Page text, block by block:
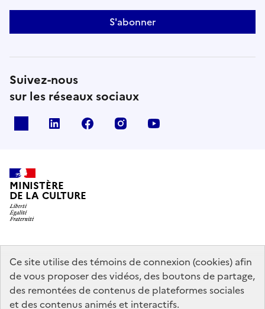
Ce site utilise des témoins de connexion (cookies) afin
de vous proposer des vidéos, des boutons de partage,
des remontées de contenus de plateformes sociales
et des contenus animés et interactifs.
S'abonner
Suivez-nous
sur les réseaux sociaux
linkedin facebook instagram
MINISTÈRE
DE LA CULTURE
data.gouv.fr legifrance.gouv.fr
info.gouv.fr
service-public.gouv.fr